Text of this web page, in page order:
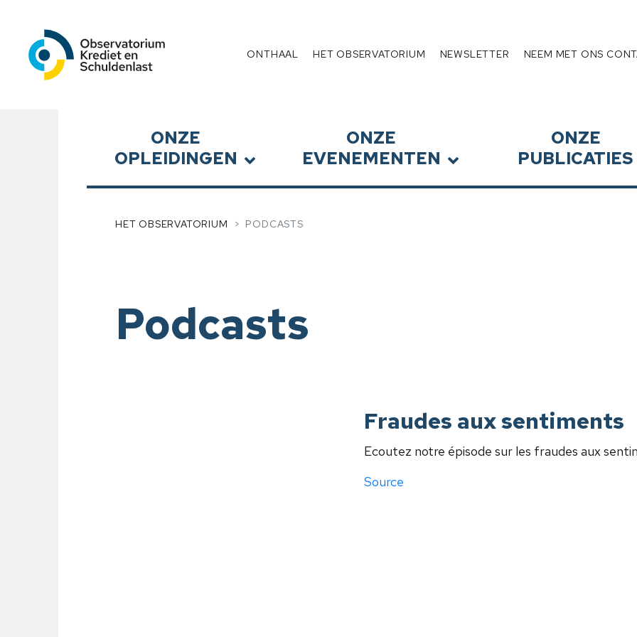
Observatorium Krediet en Schuldenlast
Menu
ONTHAAL HET OBSERVATORIUM NEWSLETTER NEEM MET ONS
ONZE
OPLEIDINGEN
ONZE
EVENEMENTEN
ONZE
PUBLICATIES
HET OBSERVATORIUM PODCASTS
Podcasts
Fraudes aux sentiments
Ecoutez notre épisode sur les fraudes aux
Source